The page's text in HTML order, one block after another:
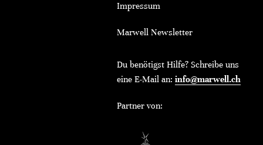
Impressum
Marwell Newsletter
Du benötigst Hilfe? Schreibe uns
eine E-Mail an: info@marwell.ch
Partner von: